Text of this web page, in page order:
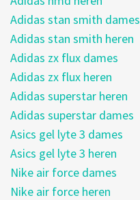
Adidas stan smith dames
Adidas stan smith heren
Adidas zx flux dames
Adidas zx flux heren
Adidas superstar heren
Adidas superstar dames
Asics gel lyte 3 dames
Asics gel lyte 3 heren
Nike air force dames
Nike air force heren